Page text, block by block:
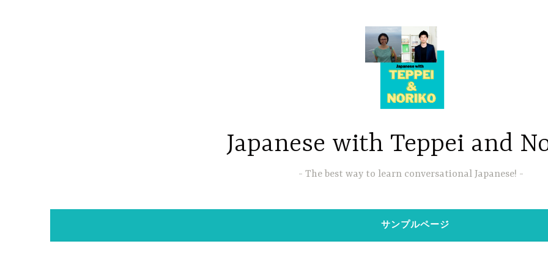
Japanese with Teppei and
The best way to learn conversational Japanese!
サンプルページ